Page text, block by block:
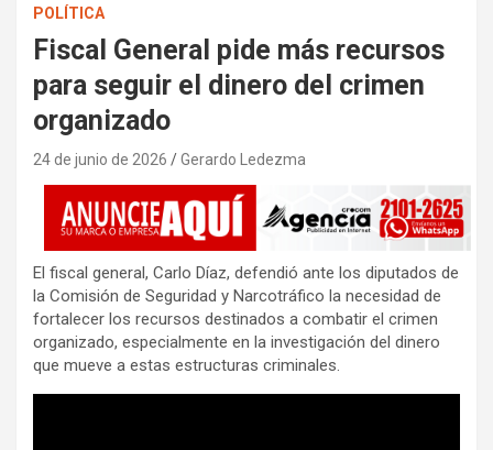
POLÍTICA
Fiscal General pide más recursos
para seguir el dinero del crimen
organizado
24 de junio de 2026 Gerardo Ledezma
El fiscal general, Carlo Díaz, defendió ante los diputados de
la Comisión de Seguridad y Narcotráfico la necesidad de
fortalecer los recursos destinados a combatir el crimen
organizado, especialmente en la investigación del dinero
que mueve a estas estructuras criminales.